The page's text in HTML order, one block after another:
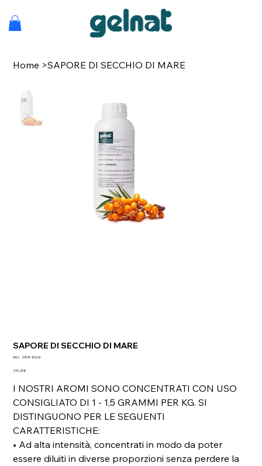
Home >SAPORE DI SECCHIO DI MARE
SAPORE DI SECCHIO DI MARE
SKU:
SKU
10/LNI
21574-10/LNI
Prezzo
214,25 €
I NOSTRI AROMI SONO CONCENTRATI CON USO
CONSIGLIATO DI 1 - 1,5 GRAMMI PER KG. SI
DISTINGUONO PER LE SEGUENTI
CARATTERISTICHE:
• Ad alta intensità, concentrati in modo da poter
essere diluiti in diverse proporzioni senza perdere la